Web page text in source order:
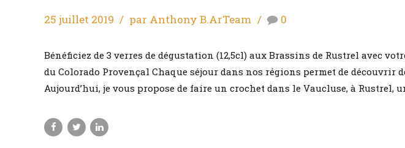
25 juillet 2019 par Anthony B.ArTeam 0
Bénéficiez de 3 verres de dégustation (12,5cl) aux Brassins de Rustrel avec
du Colorado Provençal Chaque séjour dans nos régions permet de découvrir
Aujourd’hui, je vous propose de faire un crochet dans le Vaucluse, à Rustrel,